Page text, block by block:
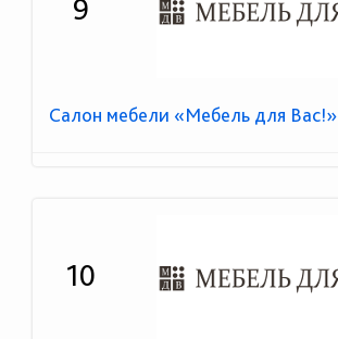
9
Салон мебели «Мебель для Вас!»
10